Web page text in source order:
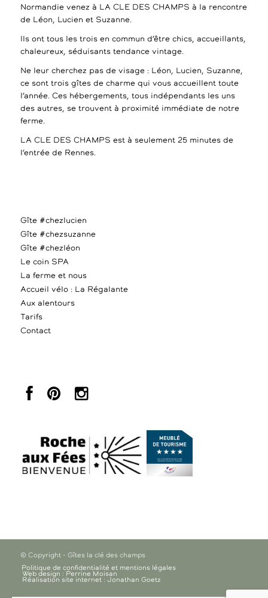
Normandie venez à LA CLE DES CHAMPS à la rencontre
de Léon, Lucien et Suzanne.
Ils ont tous les trois en commun d’être chics, accueillants,
chaleureux, séduisants tendance vintage.
Ne leur cherchez pas de visage : Léon, Lucien, Suzanne,
ce sont trois gîtes de charme qui vous accueillent toute
l’année. Ces hébergements, tous indépendants les uns
des autres, se trouvent à proximité immédiate de notre
ferme.
LA CLE DES CHAMPS est à seulement 25 minutes de
l’entrée de Rennes.
Gîte #chezlucien
Gîte #chezsuzanne
Gîte #chezléon
Le coin SPA
La ferme et nous
Accueil vélo : La Régalante
Aux alentours
Tarifs
Contact
© Copyright - Gîtes la clé des champs
Politique de confidentialité et mentions légales
Web design : Perrine Moisan
Réalisation site internet : Jonathan Goetz